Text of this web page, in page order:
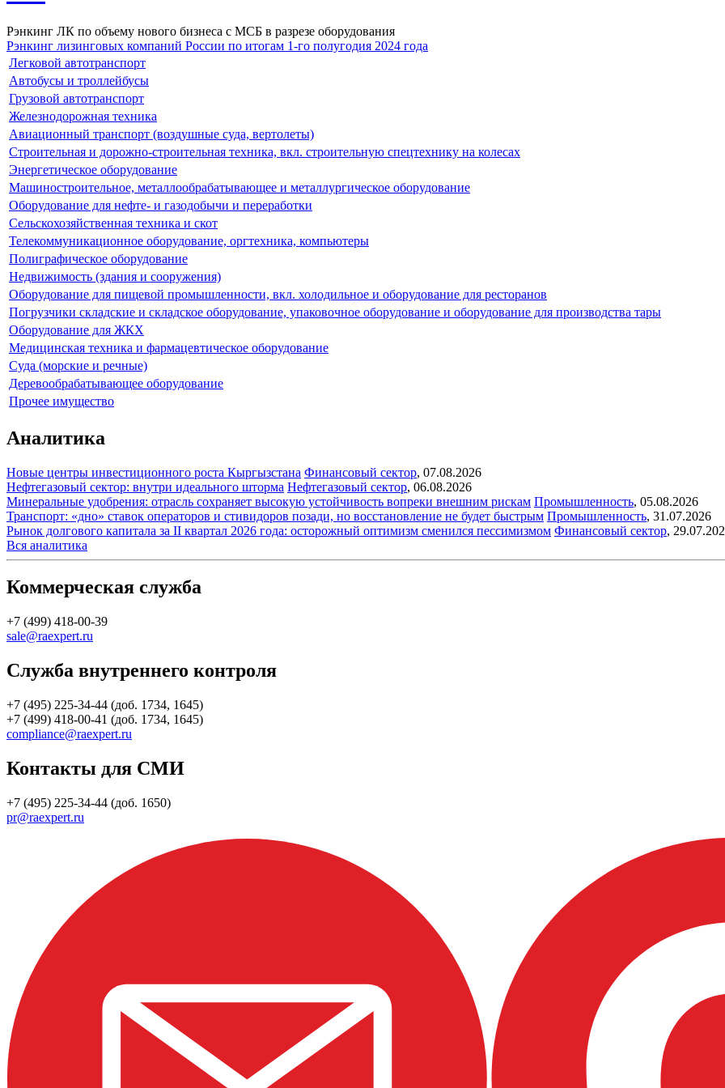
Рэнкинг ЛК по объему нового бизнеса с МСБ в разрезе оборудования
Рэнкинг лизинговых компаний России по итогам 1-го полугодия 2024 года
Легковой автотранспорт
Автобусы и троллейбусы
Грузовой автотранспорт
Железнодорожная техника
Авиационный транспорт (воздушные суда, вертолеты)
Строительная и дорожно-строительная техника, вкл. строительную спецтехнику на колесах
Энергетическое оборудование
Машиностроительное, металлообрабатывающее и металлургическое оборудование
Оборудование для нефте- и газодобычи и переработки
Сельскохозяйственная техника и скот
Телекоммуникационное оборудование, оргтехника, компьютеры
Полиграфическое оборудование
Недвижимость (здания и сооружения)
Оборудование для пищевой промышленности, вкл. холодильное и оборудование для ресторанов
Погрузчики складские и складское оборудование, упаковочное оборудование и оборудование для производства тары
Оборудование для ЖКХ
Медицинская техника и фармацевтическое оборудование
Суда (морские и речные)
Деревообрабатывающее оборудование
Прочее имущество
Аналитика
Новые центры инвестиционного роста Кыргызстана Финансовый сектор, 07.08.2026
Нефтегазовый сектор: внутри идеального шторма Нефтегазовый сектор, 06.08.2026
Минеральные удобрения: отрасль сохраняет высокую устойчивость вопреки внешним рискам Промышленность, 05.08.2026
Транспорт: «дно» ставок операторов и стивидоров позади, но восстановление не будет быстрым Промышленность, 31.07.2026
Рынок долгового капитала за II квартал 2026 года: осторожный оптимизм сменился пессимизмом Финансовый сектор,
Вся аналитика
Коммерческая служба
+7 (499) 418-00-39
sale@raexpert.ru
Служба внутреннего контроля
+7 (495) 225-34-44 (доб. 1734, 1645)
+7 (499) 418-00-41 (доб. 1734, 1645)
compliance@raexpert.ru
Контакты для СМИ
+7 (495) 225-34-44 (доб. 1650)
pr@raexpert.ru